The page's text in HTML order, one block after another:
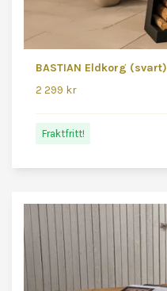
BASTIAN Eldkorg (svart)
2 299 kr
Fraktfritt!